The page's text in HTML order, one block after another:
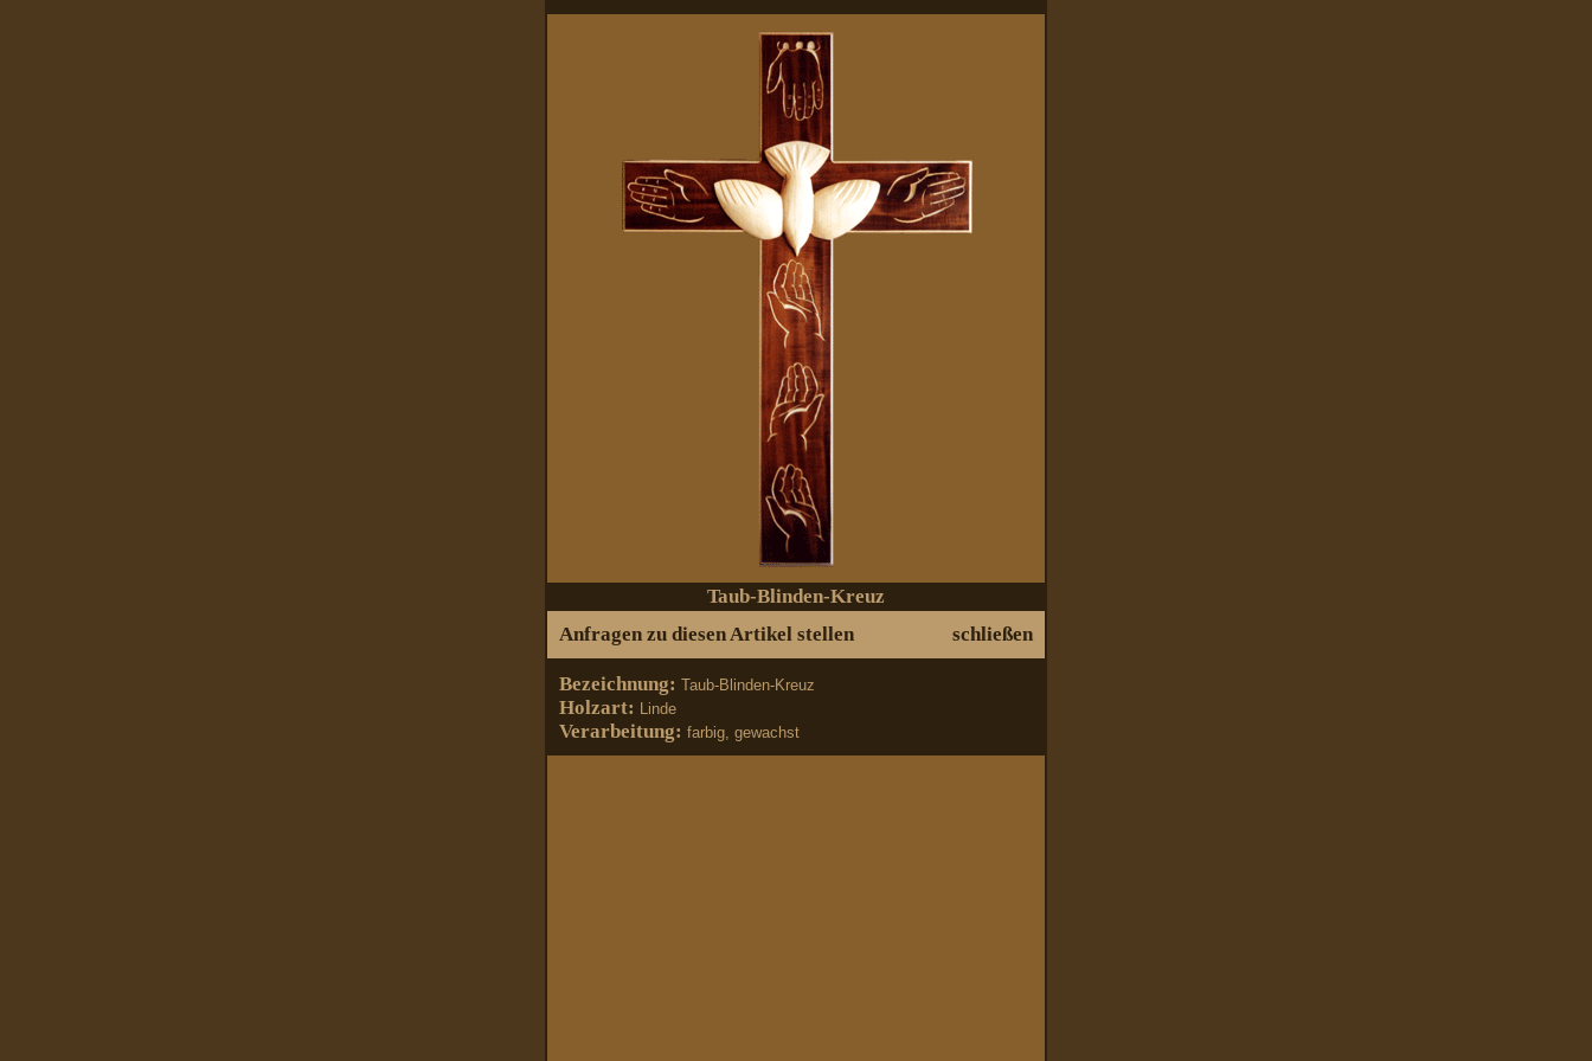
Taub-Blinden-Kreuz
Anfragen zu diesen Artikel stellen
schließen
Bezeichnung: Taub-Blinden-Kreuz
Holzart: Linde
Verarbeitung: farbig, gewachst